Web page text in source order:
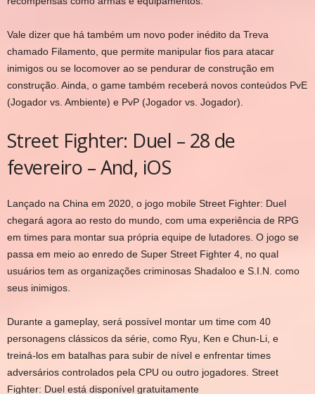
Vale dizer que há também um novo poder inédito da Treva
chamado Filamento, que permite manipular fios para atacar
inimigos ou se locomover ao se pendurar de construção em
construção. Ainda, o game também receberá novos conteúdos PvE
(Jogador vs. Ambiente) e PvP (Jogador vs. Jogador).
Street Fighter: Duel – 28 de
fevereiro – And, iOS
Lançado na China em 2020, o jogo mobile Street Fighter: Duel
chegará agora ao resto do mundo, com uma experiência de RPG
em times para montar sua própria equipe de lutadores. O jogo se
passa em meio ao enredo de Super Street Fighter 4, no qual
usuários tem as organizações criminosas Shadaloo e S.I.N. como
seus inimigos.
Durante a gameplay, será possível montar um time com 40
personagens clássicos da série, como Ryu, Ken e Chun-Li, e
treiná-los em batalhas para subir de nível e enfrentar times
adversários controlados pela CPU ou outro jogadores. Street
Fighter: Duel está disponível gratuitamente